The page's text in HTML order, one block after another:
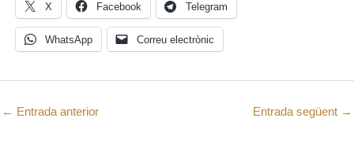
X Facebook Telegram
WhatsApp Correu electrònic
← Entrada anterior Entrada següent →